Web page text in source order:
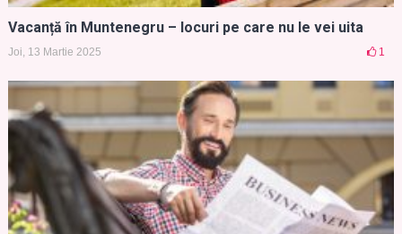
Vacanță în Muntenegru – locuri pe care nu le vei uita
Joi, 13 Martie 2025 1